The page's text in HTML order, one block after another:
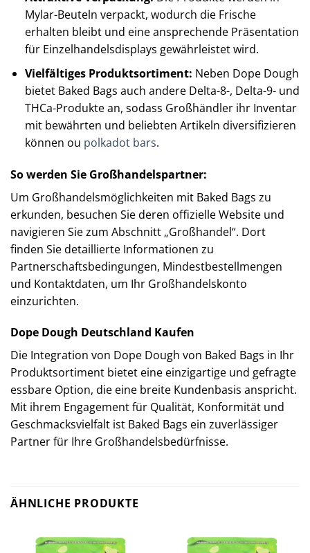
Mylar-Beuteln verpackt, wodurch die Frische
erhalten bleibt und eine ansprechende Präsentation
für Einzelhandelsdisplays gewährleistet wird.
Vielfältiges Produktsortiment: Neben Dope Dough
bietet Baked Bags auch andere Delta-8-, Delta-9- und
THCa-Produkte an, sodass Großhändler ihr Inventar
mit bewährten und beliebten Artikeln diversifizieren
können ou polkadot bars.
So werden Sie Großhandelspartner:
Um Großhandelsmöglichkeiten mit Baked Bags zu
erkunden, besuchen Sie deren offizielle Website und
navigieren Sie zum Abschnitt „Großhandel“. Dort
finden Sie detaillierte Informationen zu
Partnerschaftsbedingungen, Mindestbestellmengen
und Kontaktdaten, um Ihr Großhandelskonto
einzurichten.
Dope Dough Deutschland Kaufen
Die Integration von Dope Dough von Baked Bags in Ihr
Produktsortiment bietet eine einzigartige und gefragte
essbare Option, die eine breite Kundenbasis anspricht.
Mit ihrem Engagement für Qualität, Konformität und
Geschmacksvielfalt ist Baked Bags ein zuverlässiger
Partner für Ihre Großhandelsbedürfnisse.
ÄHNLICHE PRODUKTE